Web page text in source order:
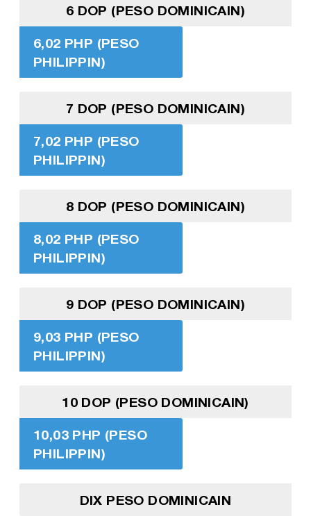
6 DOP (PESO DOMINICAIN)
6,02 PHP (PESO
PHILIPPIN)
7 DOP (PESO DOMINICAIN)
7,02 PHP (PESO
PHILIPPIN)
8 DOP (PESO DOMINICAIN)
8,02 PHP (PESO
PHILIPPIN)
9 DOP (PESO DOMINICAIN)
9,03 PHP (PESO
PHILIPPIN)
10 DOP (PESO DOMINICAIN)
10,03 PHP (PESO
PHILIPPIN)
DIX PESO DOMINICAIN